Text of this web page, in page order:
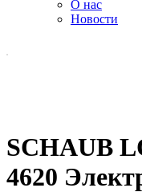
О нас
Новости
SCHAUB
4620